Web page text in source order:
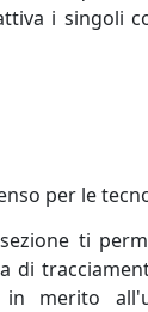
i singoli
per le
ti
di
in merito